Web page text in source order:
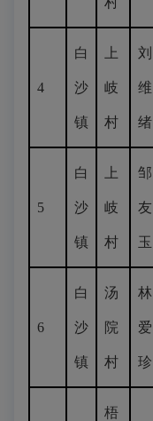
4
白
沙
镇
上
岐
村
刘
维
绪
5
白
沙
镇
上
岐
村
邹
友
玉
6
白
沙
镇
汤
院
村
林
爱
珍
梧